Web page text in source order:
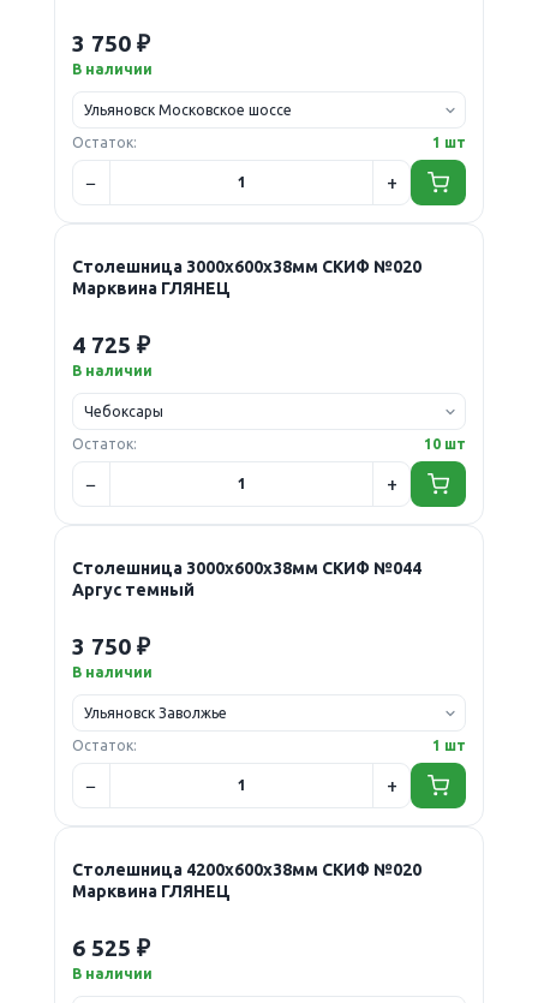
3 750 ₽
В наличии
Остаток: 1 шт
Столешница 3000х600х38мм СКИФ №020
Марквина ГЛЯНЕЦ
4 725 ₽
В наличии
Остаток: 10 шт
Столешница 3000х600х38мм СКИФ №044
Аргус темный
3 750 ₽
В наличии
Остаток: 1 шт
Столешница 4200х600х38мм СКИФ №020
Марквина ГЛЯНЕЦ
6 525 ₽
В наличии